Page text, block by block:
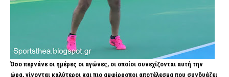
Όσο περνάνε οι ημέρες οι αγώνες, οι οποίοι συνεχίζονται αυτή την
ώρα, γίνονται καλύτεροι και πιο αμφίρροποι αποτέλεσμα που συνδυάζει